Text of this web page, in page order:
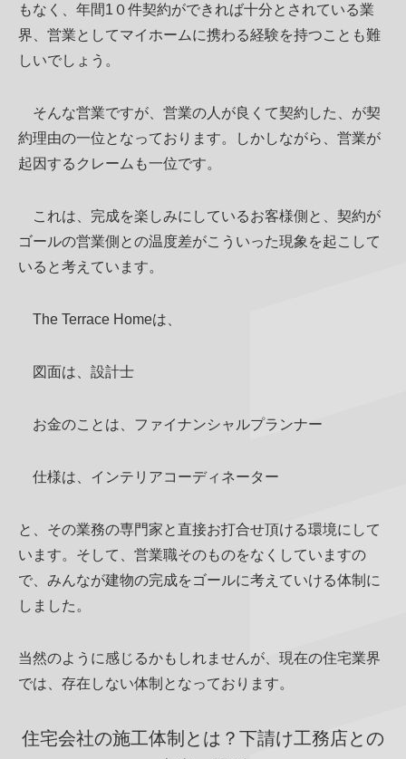
もなく、年間1０件契約ができれば十分とされている業
界、営業としてマイホームに携わる経験を持つことも難
しいでしょう。
そんな営業ですが、営業の人が良くて契約した、が契
約理由の一位となっております。しかしながら、営業が
起因するクレームも一位です。
これは、完成を楽しみにしているお客様側と、契約が
ゴールの営業側との温度差がこういった現象を起こして
いると考えています。
The Terrace Homeは、
図面は、設計士
お金のことは、ファイナンシャルプランナー
仕様は、インテリアコーディネーター
と、その業務の専門家と直接お打合せ頂ける環境にして
います。そして、営業職そのものをなくしていますの
で、みんなが建物の完成をゴールに考えていける体制に
しました。
当然のように感じるかもしれませんが、現在の住宅業界
では、存在しない体制となっております。
住宅会社の施工体制とは？下請け工務店との